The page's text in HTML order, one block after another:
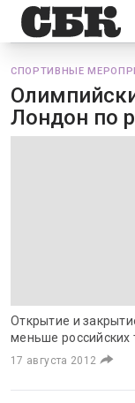
СПОРТИВНЫЕ
Лондон по
Открытие и
меньше российских
17 августа 2012